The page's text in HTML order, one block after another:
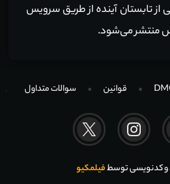
از تابستان آینده از طریق سرویس
منتشر می‌شود.
قوانین سوالات متداول
و کدنویسی توسطفیلمکیو